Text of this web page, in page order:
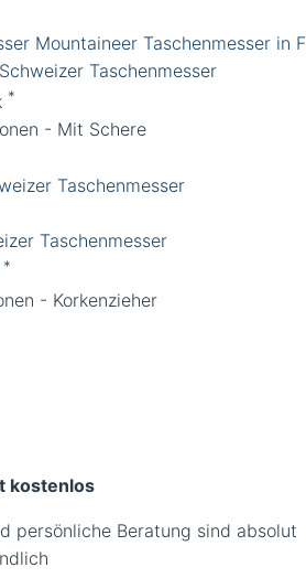
Taschenmesser
*
- Mit Schere
Taschenmesser
*
- Korkenzieher
kostenlos
persönliche Beratung sind absolut